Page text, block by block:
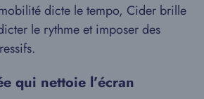
dicte le tempo, Cider brille
le rythme et imposer des
qui nettoie l’écran